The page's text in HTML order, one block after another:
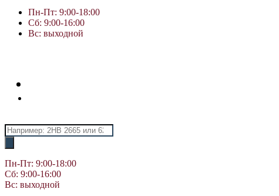
Пн-Пт: 9:00-18:00
Сб: 9:00-16:00
Вс: выходной
Поиск
товаров
Пн-Пт: 9:00-18:00
Сб: 9:00-16:00
Вс: выходной